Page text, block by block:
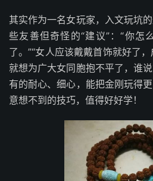
其实作为一名女玩家，入文玩坑
些友善但奇怪的“建议”：“你怎
了。”“女人应该戴戴首饰就好了
就想为广大女同胞抱不平了，谁
有的耐心、细心，能把金刚玩得
意想不到的技巧，值得好好学！